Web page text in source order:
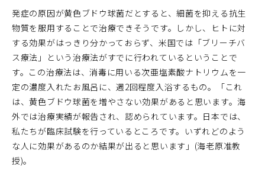
発症の原因が黄色ブドウ球菌だとすると、細菌を抑える抗生
物質を服用することで治療できそうです。しかし、ヒトに対
する効果がはっきり分かっておらず、米国では「ブリーチバ
ス療法」という治療法がすでに行われているということで
す。この治療法は、消毒に用いる次亜塩素酸ナトリウムを一
定の濃度入れたお風呂に、週2回程度入浴するもの。「これ
は、黄色ブドウ球菌を増やさない効果があると思います。海
外では治療実績が報告され、認められています。日本では、
私たちが臨床試験を行っているところです。いずれどのよう
な人に効果があるのか結果が出ると思います」(海老原准教
授)。